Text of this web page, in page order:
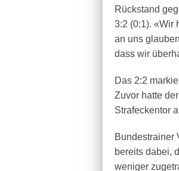
Rückstand
3:2 (0:1). «Wir
an uns
dass wir
Das 2:2
Zuvor hatte
Strafeckentor
Bundestrainer
bereits dabei,
weniger